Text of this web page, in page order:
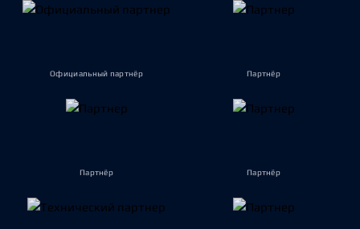
Официальный партнёр Партнёр
Партнёр Партнёр